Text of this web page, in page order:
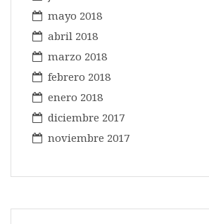
mayo 2018
abril 2018
marzo 2018
febrero 2018
enero 2018
diciembre 2017
noviembre 2017